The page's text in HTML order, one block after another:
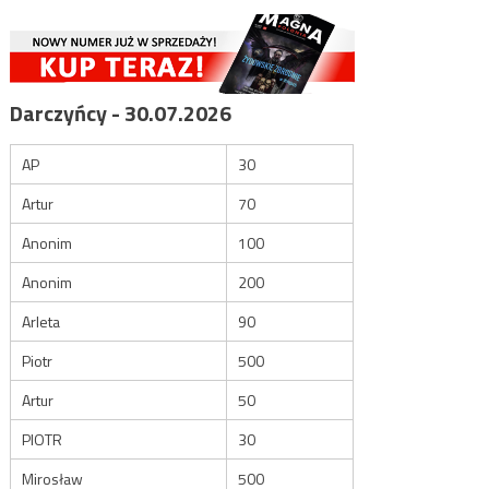
Darczyńcy - 30.07.2026
AP
30
Artur
70
Anonim
100
Anonim
200
Arleta
90
Piotr
500
Artur
50
PIOTR
30
Mirosław
500